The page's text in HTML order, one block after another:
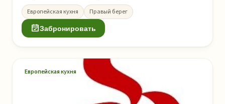
Европейская кухня Правый берег
Забронировать
Европейская кухня